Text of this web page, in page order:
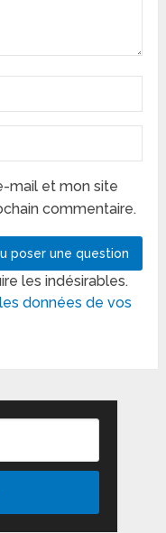
mail et mon site
commentaire.
les indésirables.
données de vos